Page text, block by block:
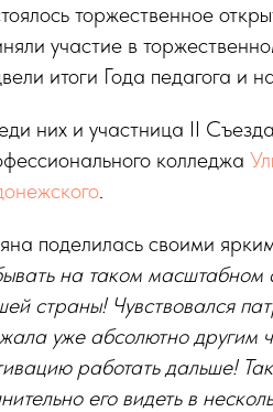
торжественное
участие в
итоги Года педагога и
них и участница II
колледжа
.
поделилась своими
на таком масштабном
страны! Чувствовался
уже абсолютно другим
работать дальше!
его видеть в